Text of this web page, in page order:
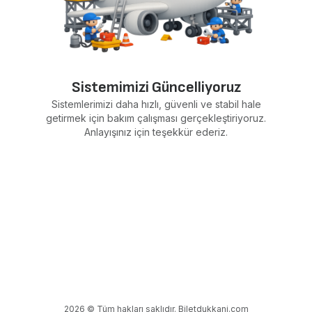
Sistemimizi Güncelliyoruz
Sistemlerimizi daha hızlı, güvenli ve stabil hale
getirmek için bakım çalışması gerçekleştiriyoruz.
Anlayışınız için teşekkür ederiz.
2026 © Tüm hakları saklıdır. Biletdukkani.com